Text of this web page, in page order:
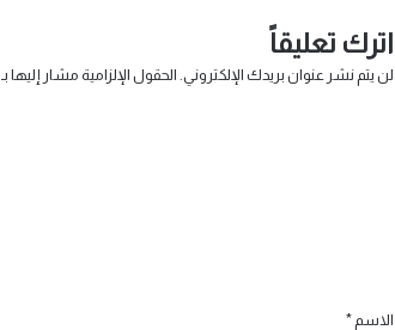
اترك تعليقاً
لن يتم نشر عنوان بريدك الإلكتروني. الحقول الإلزامية مشار إليها بـ
الاسم *